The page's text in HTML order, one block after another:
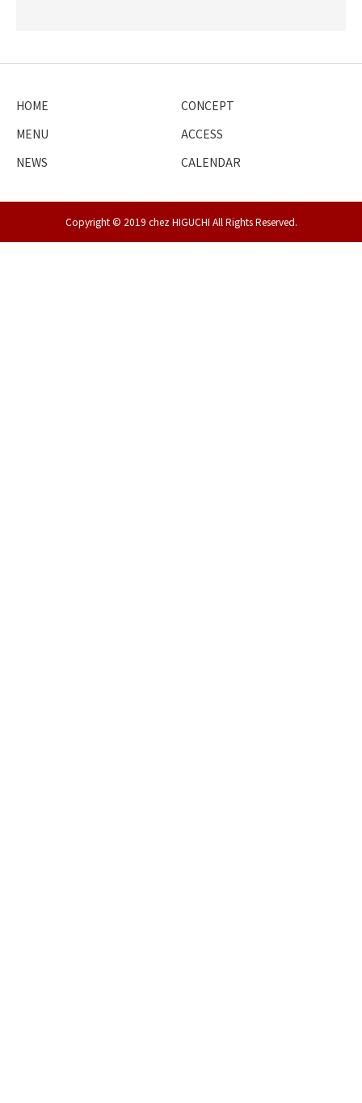
HOME
CONCEPT
MENU
ACCESS
NEWS
CALENDAR
Copyright © 2019 chez HIGUCHI All Rights Reserved.